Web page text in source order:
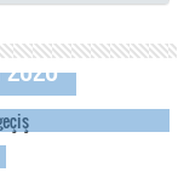
2020 erken